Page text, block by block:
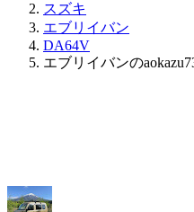
スズキ
エブリイバン
DA64V
エブリイバンの